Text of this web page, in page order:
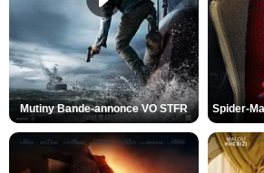
Mutiny Bande-annonce VO STFR